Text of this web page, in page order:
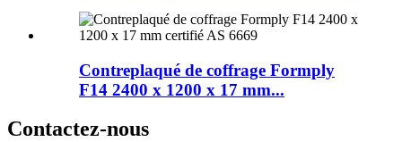
Contreplaqué de coffrage Formply
F14 2400 x 1200 x 17 mm...
Contactez-nous